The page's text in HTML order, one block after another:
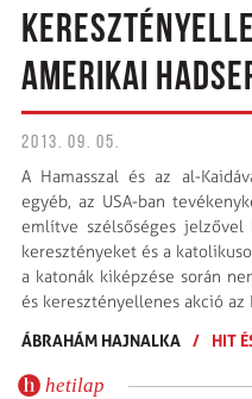
AMERIKAI
2013. 09. 05.
A Hamasszal és az al-
egyéb, az USA-ban
említve szélsőséges
keresztényeket és a
a katonák kiképzése során
és keresztényellenes akció
ÁBRAHÁM HAJNALKA / HIT
hetilap